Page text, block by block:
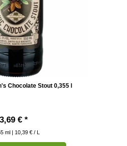
Chocolate Stout 0,355 l
3,69 € *
ml | 10,39 € / L